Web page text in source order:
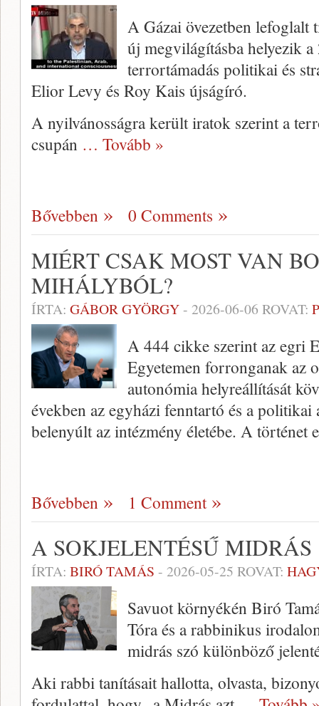
A Gázai övezetben lefoglalt
új megvilágításba helyezik
terrortámadás politikai és
Elior Levy és Roy Kais újságíró.
A nyilvánosságra került iratok szerint a
csupán … Tovább »
Bővebben 0 Comments
MIÉRT CSAK MOST VAN
MIHÁLYBÓL?
ÍRTA: GÁBOR GYÖRGY- 2026-06-06 ROVAT:
A 444 cikke szerint az egri
Egyetemen forronganak az
autonómia helyreállítását
években az egyházi fenntartó és a politikai
belenyúlt az intézmény életébe. A történet
Bővebben 1 Comment
A SOKJELENTÉSŰ MIDRÁS
ÍRTA: BIRÓ TAMÁS - 2026-05-25 ROVAT:
Savuot környékén Biró
Tóra és a rabbinikus
midrás szó különböző
Aki rabbi tanításait hallotta, olvasta,